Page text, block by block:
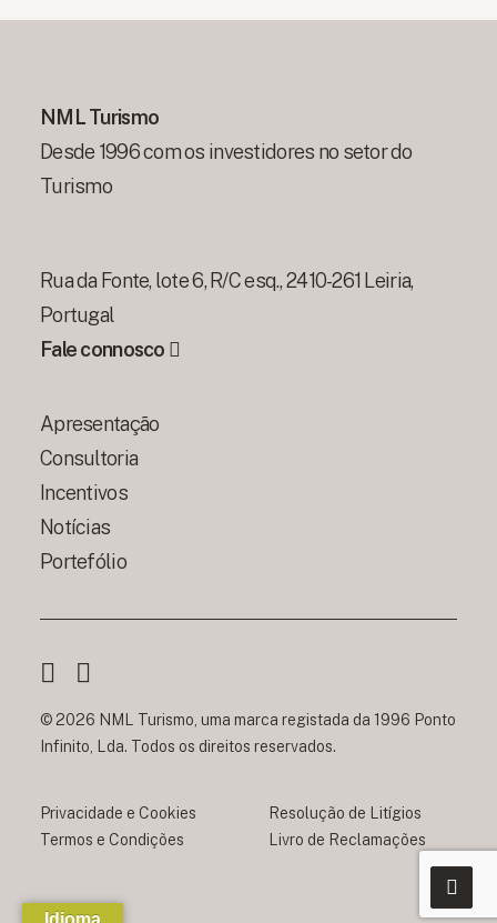
Apresentação
Consultoria
Incentivos
Notícias
Portefólio
NML Turismo
Desde 1996 com os investidores no setor do
Turismo
Rua da Fonte, lote 6, R/C esq., 2410-261 Leiria,
Portugal
Fale connosco
© 2026 NML Turismo, uma marca registada da 1996 Ponto
Infinito, Lda. Todos os direitos reservados.
Privacidade e Cookies
Termos e Condições
Resolução de Litígios
Livro de Reclamações
Idioma